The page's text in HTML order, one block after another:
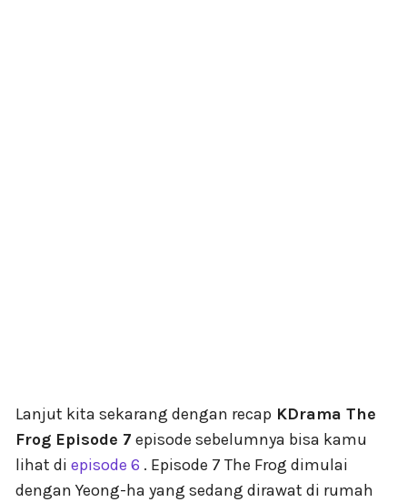
Lanjut kita sekarang dengan recap KDrama The
Frog Episode 7 episode sebelumnya bisa kamu
lihat di episode 6 . Episode 7 The Frog dimulai
dengan Yeong-ha yang sedang dirawat di rumah